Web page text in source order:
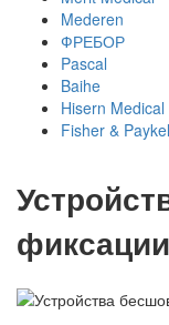
Mederen
ФРЕБОР
Pascal
Baihe
Hisern Medical
Fisher & Paykel